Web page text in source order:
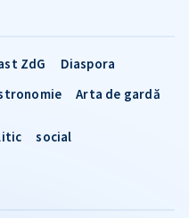
ZdG
Diaspora
Arta de gardă
social